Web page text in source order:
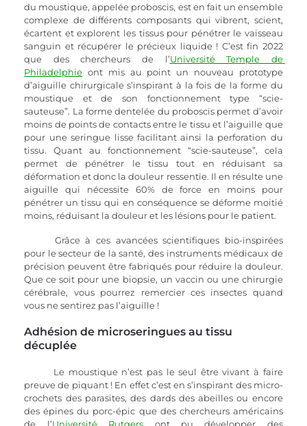
du moustique, appelée proboscis, est en fait un ensemble
complexe de différents composants qui vibrent, scient,
écartent et explorent les tissus pour pénétrer le vaisseau
sanguin et récupérer le précieux liquide ! C’est fin 2022
que des chercheurs de l’Université Temple de
Philadelphie ont mis au point un nouveau prototype
d’aiguille chirurgicale s’inspirant à la fois de la forme du
moustique et de son fonctionnement type “scie-
sauteuse”. La forme dentelée du proboscis permet d’avoir
moins de points de contacts entre le tissu et l’aiguille que
pour une seringue lisse facilitant ainsi la perforation du
tissu. Quant au fonctionnement “scie-sauteuse”, cela
permet de pénétrer le tissu tout en réduisant sa
déformation et donc la douleur ressentie. Il en résulte une
aiguille qui nécessite 60% de force en moins pour
pénétrer un tissu qui en conséquence se déforme moitié
moins, réduisant la douleur et les lésions pour le patient.
Grâce à ces avancées scientifiques bio-inspirées
pour le secteur de la santé, des instruments médicaux de
précision peuvent être fabriqués pour réduire la douleur.
Que ce soit pour une biopsie, un vaccin ou une chirurgie
cérébrale, vous pourrez remercier ces insectes quand
vous ne sentirez pas l’aiguille !
Adhésion de microseringues au tissu
décuplée
Le moustique n’est pas le seul être vivant à faire
preuve de piquant ! En effet c’est en s’inspirant des micro-
crochets des parasites, des dards des abeilles ou encore
des épines du porc-épic que des chercheurs américains
de l’Université Rutgers ont pu développer des